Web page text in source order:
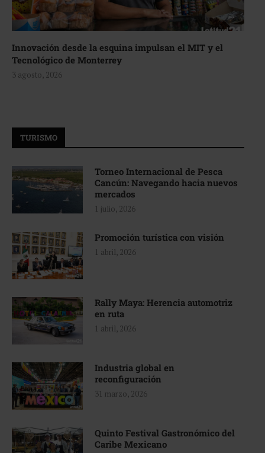
Innovación desde la esquina impulsan el MIT y el
Tecnológico de Monterrey
3 agosto, 2026
TURISMO
Torneo Internacional de Pesca
Cancún: Navegando hacia nuevos
mercados
1 julio, 2026
Promoción turística con visión
1 abril, 2026
Rally Maya: Herencia automotriz
en ruta
1 abril, 2026
Industria global en
reconfiguración
31 marzo, 2026
Quinto Festival Gastronómico del
Caribe Mexicano